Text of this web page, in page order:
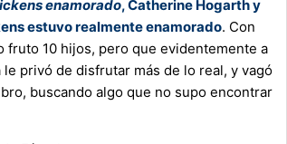
enamorado, Catherine Hogarth y
estuvo realmente enamorado. Con
fruto 10 hijos, pero que evidentemente a
privó de disfrutar más de lo real, y vagó
buscando algo que no supo encontrar